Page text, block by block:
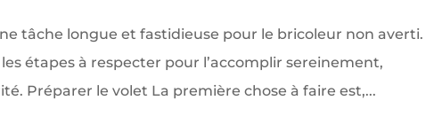
tâche longue et fastidieuse pour le bricoleur non averti.
étapes à respecter pour l’accomplir sereinement,
Préparer le volet La première chose à faire est,...